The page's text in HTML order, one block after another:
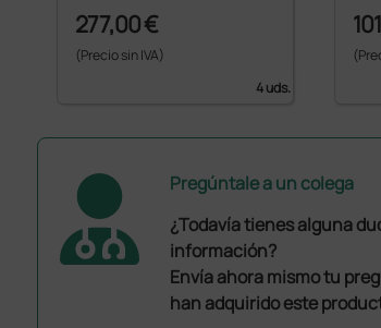
277,00 €
(Precio sin IVA)
4 uds.
Pregúntale a un colega
¿Todavía tienes alguna
información?
Envía ahora mismo tu
han adquirido este